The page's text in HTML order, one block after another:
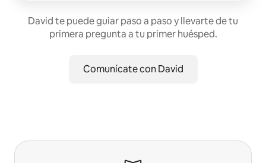
David te puede guiar paso a paso y llevarte de tu
primera pregunta a tu primer huésped.
Comunícate con David